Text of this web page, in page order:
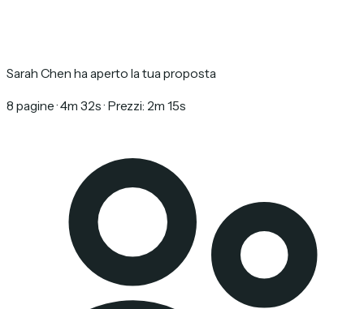
Sarah Chen ha aperto la tua proposta
8 pagine · 4m 32s · Prezzi: 2m 15s